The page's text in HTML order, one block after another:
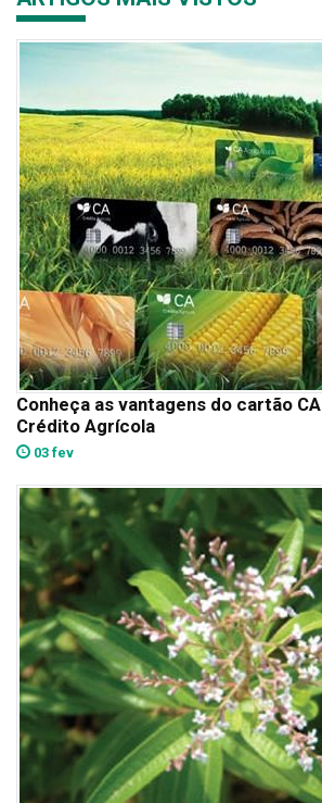
Conheça as vantagens do cartão
Crédito Agrícola
03 fev